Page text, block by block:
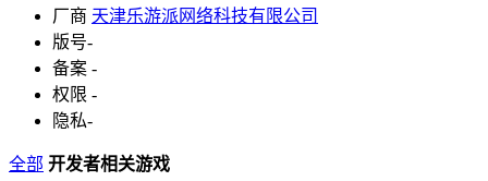
厂商 天津乐游派网络科技有限公司
版号-
备案 -
权限 -
隐私-
全部 开发者相关游戏